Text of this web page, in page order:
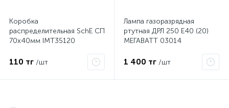
Коробка
распределительная SchE СП
70х40мм IMT35120
110 тг /шт
Лампа газоразрядная
ртутная ДРЛ 250 E40 (20)
МЕГАВАТТ 03014
1 400 тг /шт